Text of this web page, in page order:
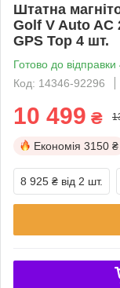
Штатна
Golf V Auto AC
GPS Top 4 шт.
Готово до відправки
Код: 14346-92296
10 499 ₴
Економія 3150 ₴
8 925 ₴ від 2 шт.